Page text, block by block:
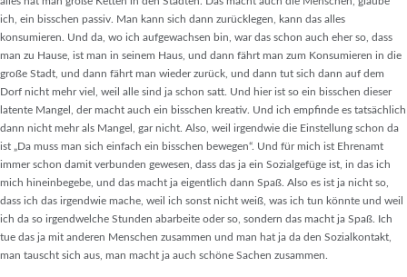
ich, ein bisschen passiv. Man kann sich dann zurücklegen, kann das alles
konsumieren. Und da, wo ich aufgewachsen bin, war das schon auch eher so, dass
man zu Hause, ist man in seinem Haus, und dann fährt man zum Konsumieren in die
große Stadt, und dann fährt man wieder zurück, und dann tut sich dann auf dem
Dorf nicht mehr viel, weil alle sind ja schon satt. Und hier ist so ein bisschen dieser
latente Mangel, der macht auch ein bisschen kreativ. Und ich empfinde es tatsächlich
dann nicht mehr als Mangel, gar nicht. Also, weil irgendwie die Einstellung schon da
ist „Da muss man sich einfach ein bisschen bewegen“. Und für mich ist Ehrenamt
immer schon damit verbunden gewesen, dass das ja ein Sozialgefüge ist, in das ich
mich hineinbegebe, und das macht ja eigentlich dann Spaß. Also es ist ja nicht so,
dass ich das irgendwie mache, weil ich sonst nicht weiß, was ich tun könnte und weil
ich da so irgendwelche Stunden abarbeite oder so, sondern das macht ja Spaß. Ich
tue das ja mit anderen Menschen zusammen und man hat ja da den Sozialkontakt,
man tauscht sich aus, man macht ja auch schöne Sachen zusammen.